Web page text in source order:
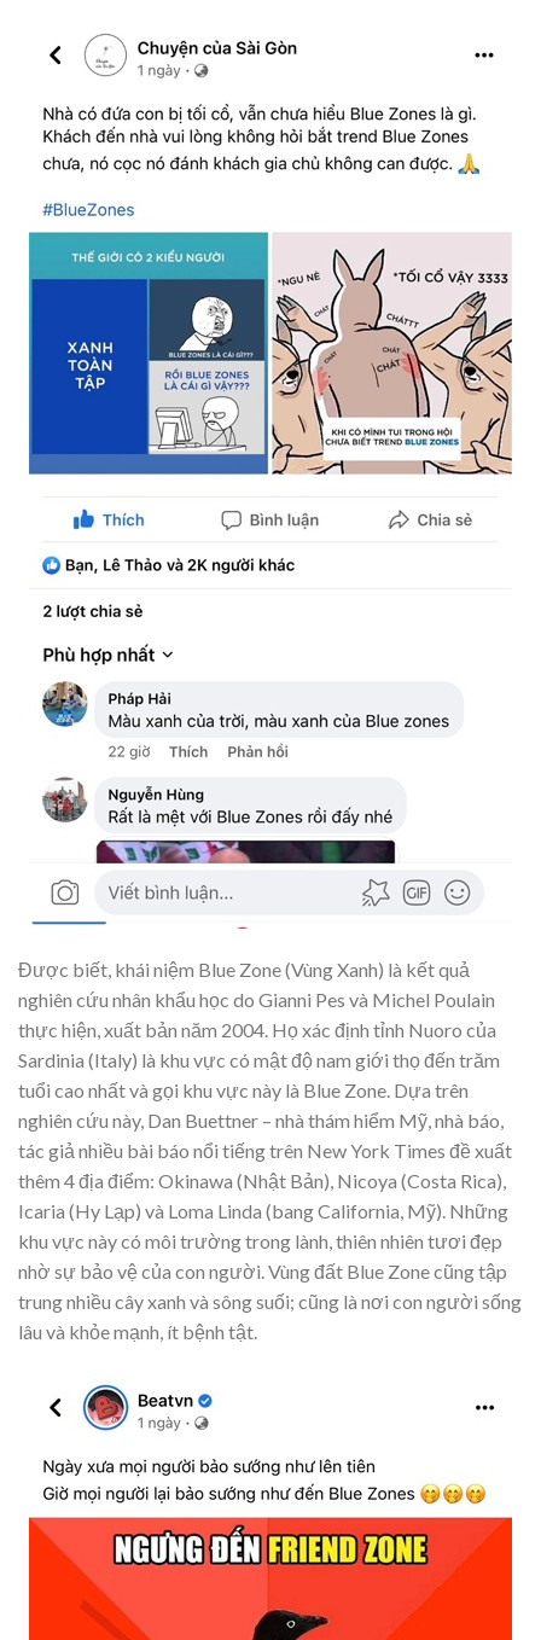
Được biết, khái niệm Blue Zone (Vùng Xanh) là kết quả
nghiên cứu nhân khẩu học do Gianni Pes và Michel Poulain
thực hiện, xuất bản năm 2004. Họ xác định tỉnh Nuoro của
Sardinia (Italy) là khu vực có mật độ nam giới thọ đến trăm
tuổi cao nhất và gọi khu vực này là Blue Zone. Dựa trên
nghiên cứu này, Dan Buettner – nhà thám hiểm Mỹ, nhà báo,
tác giả nhiều bài báo nổi tiếng trên New York Times đề xuất
thêm 4 địa điểm: Okinawa (Nhật Bản), Nicoya (Costa Rica),
Icaria (Hy Lạp) và Loma Linda (bang California, Mỹ). Những
khu vực này có môi trường trong lành, thiên nhiên tươi đẹp
nhờ sự bảo vệ của con người. Vùng đất Blue Zone cũng tập
trung nhiều cây xanh và sông suối; cũng là nơi con người sống
lâu và khỏe mạnh, ít bệnh tật.